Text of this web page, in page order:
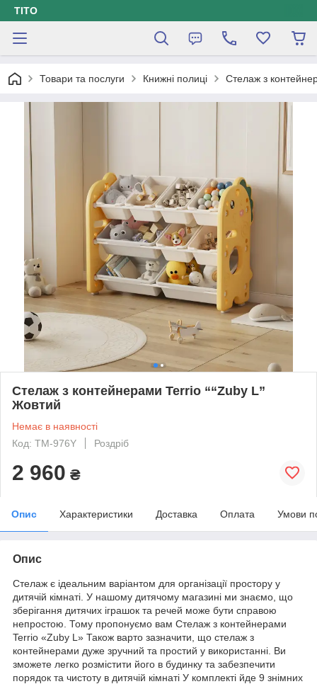
ТІТО
Товари та послуги Книжні полиці Стелаж з
Стелаж з контейнерами Terrio ““Zuby L”
Жовтий
Немає в наявності
Код: TM-976Y
Роздріб
2 960 ₴
Опис Характеристики Доставка Оплата Умови
Опис
Стелаж є ідеальним варіантом для організації простору у
дитячій кімнаті. У нашому дитячому магазині ми знаємо, що
зберігання дитячих іграшок та речей може бути справою
непростою. Тому пропонуємо вам Стелаж з контейнерами
Terrio «Zuby L» Також варто зазначити, що стелаж з
контейнерами дуже зручний та простий у використанні. Ви
зможете легко розмістити його в будинку та забезпечити
порядок та чистоту в дитячій кімнаті У комплекті йде 9 знімних